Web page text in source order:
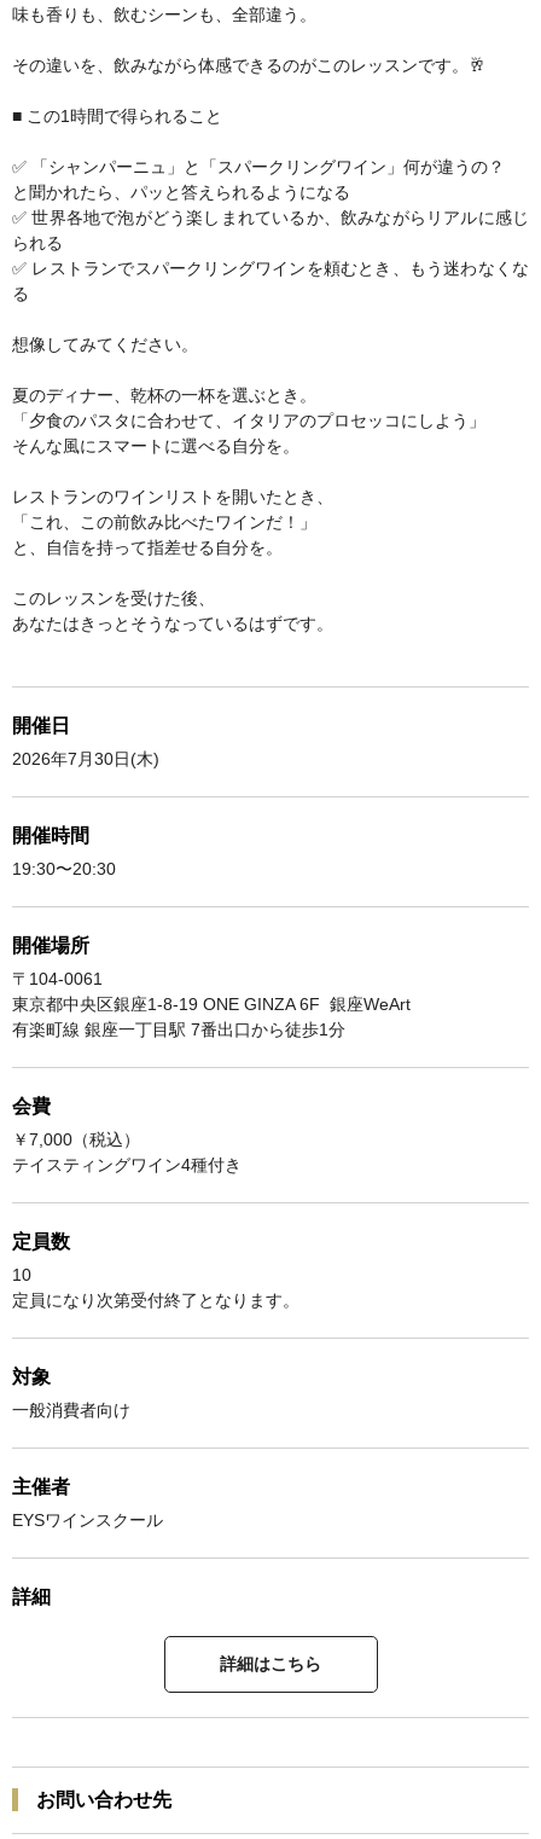
味も香りも、飲むシーンも、全部違う。
その違いを、飲みながら体感できるのがこのレッスンです。🥂
■ この1時間で得られること
✅ 「シャンパーニュ」と「スパークリングワイン」何が違うの？
と聞かれたら、パッと答えられるようになる
✅ 世界各地で泡がどう楽しまれているか、飲みながらリアルに感じ
られる
✅ レストランでスパークリングワインを頼むとき、もう迷わなくな
る
想像してみてください。
夏のディナー、乾杯の一杯を選ぶとき。
「夕食のパスタに合わせて、イタリアのプロセッコにしよう」
そんな風にスマートに選べる自分を。
レストランのワインリストを開いたとき、
「これ、この前飲み比べたワインだ！」
と、自信を持って指差せる自分を。
このレッスンを受けた後、
あなたはきっとそうなっているはずです。
開催日
2026年7月30日(木)
開催時間
19:30〜20:30
開催場所
〒104-0061
東京都中央区銀座1-8-19 ONE GINZA 6F 銀座WeArt
有楽町線 銀座一丁目駅 7番出口から徒歩1分
会費
￥7,000（税込）
テイスティングワイン4種付き
定員数
10
定員になり次第受付終了となります。
対象
一般消費者向け
主催者
EYSワインスクール
詳細
詳細はこちら
お問い合わせ先